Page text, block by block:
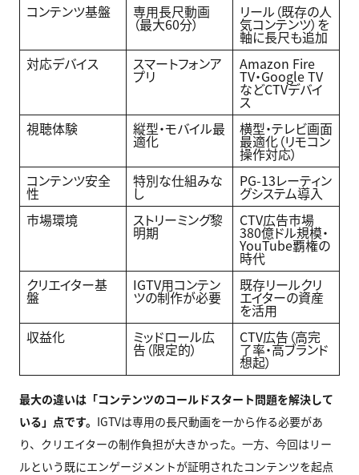
コンテンツ基盤
専用長尺動画
（最大60分）
リール（既存の人
気コンテンツ）を
軸に長尺も追加
対応デバイス
スマートフォンア
プリ
Amazon Fire
TV・Google TV
などCTVデバイ
ス
視聴体験
縦型・モバイル最
適化
横型・テレビ画面
最適化（リモコン
操作対応）
コンテンツ安全
性
特別な仕組みな
し
PG-13レーティン
グシステム導入
市場環境
ストリーミング黎
明期
CTV広告市場
380億ドル規模・
YouTube覇権の
時代
クリエイター基
盤
IGTV用コンテン
ツの制作が必要
既存リールクリ
エイターの資産
を活用
収益化
ミッドロール広
告（限定的）
CTV広告（高完
了率・高ブランド
想起）
最大の違いは「コンテンツのコールドスタート問題を解決して
いる」点です。 IGTVは専用の長尺動画を一から作る必要があ
り、クリエイターの制作負担が大きかった。一方、今回はリー
ルという既にエンゲージメントが証明されたコンテンツを起点